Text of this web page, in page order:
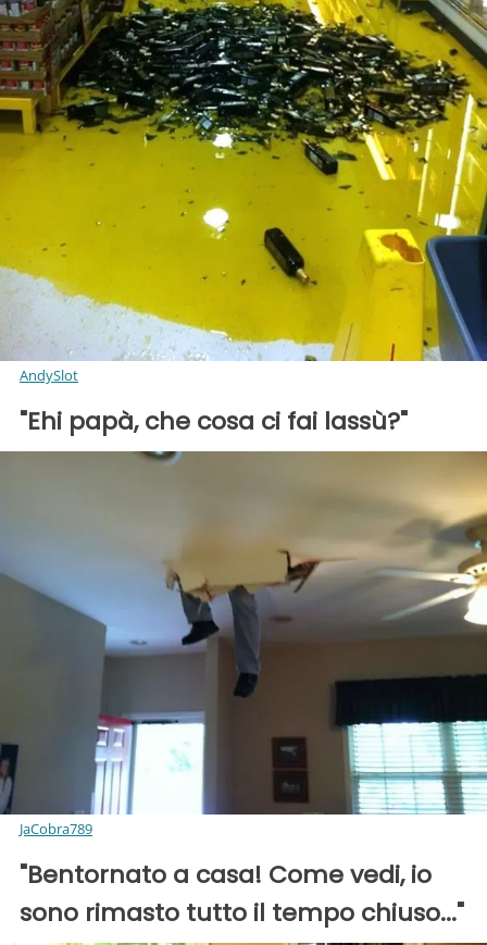
AndySlot
"Ehi papà, che cosa ci fai lassù?"
JaCobra789
"Bentornato a casa! Come vedi, io
sono rimasto tutto il tempo chiuso..."